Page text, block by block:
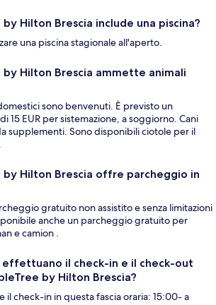
Hilton Brescia include una piscina?
una piscina stagionale all'aperto.
by Hilton Brescia ammette animali
sono benvenuti. È previsto un
15 EUR per sistemazione, a soggiorno. Cani
supplementi. Sono disponibili ciotole per il
by Hilton Brescia offre parcheggio in
gratuito non assistito e senza limitazioni
anche un parcheggio gratuito per
e camion .
effettuano il check-in e il check-out
by Hilton Brescia?
il check-in in questa fascia oraria: 15:00- a